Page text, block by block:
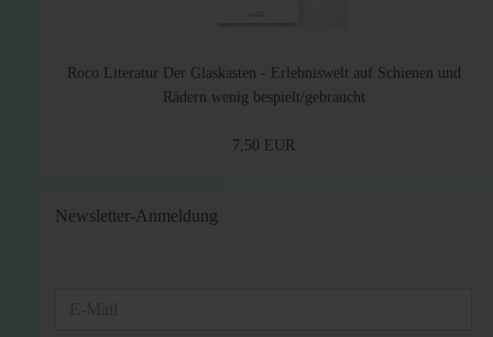
Roco Literatur Der Glaskasten - Erlebniswelt auf Schienen und
Rädern wenig bespielt/gebraucht
7,50 EUR
Newsletter-Anmeldung